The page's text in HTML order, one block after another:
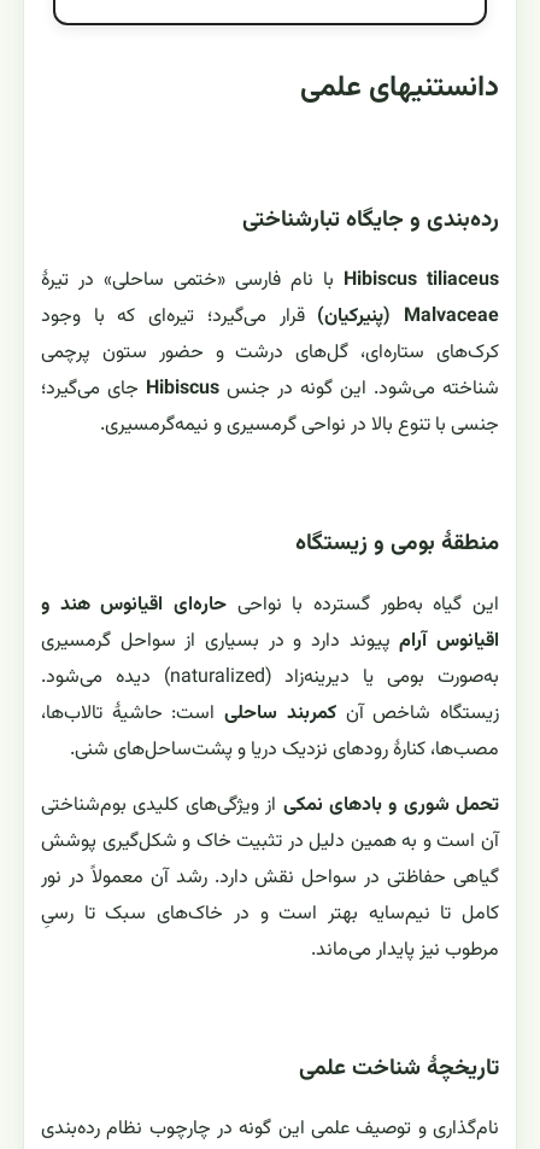
دانستنیهای علمی
رده‌بندی و جایگاه تبارشناختی
Hibiscus tiliaceus با نام فارسی «ختمی ساحلی» در تیرهٔ
Malvaceae (پنیرکیان)
قرار می‌گیرد؛ تیره‌ای که با وجود
کرک‌های ستاره‌ای، گل‌های درشت و حضور ستون پرچمی
شناخته می‌شود. این گونه در جنس Hibiscus جای می‌گیرد؛
جنسی با تنوع بالا در نواحی گرمسیری و نیمه‌گرمسیری.
منطقهٔ بومی و زیستگاه
این گیاه به‌طور گسترده با نواحی حاره‌ای اقیانوس هند و
اقیانوس آرامپیوند دارد و در بسیاری از سواحل گرمسیری
به‌صورت بومی یا دیرینه‌زاد (naturalized) دیده می‌شود.
زیستگاه شاخص آنکمربند ساحلیاست: حاشیهٔ تالاب‌ها،
مصب‌ها، کنارهٔ رودهای نزدیک دریا و پشت‌ساحل‌های شنی.
تحمل شوری و بادهای نمکی از ویژگی‌های کلیدی بوم‌شناختی
آن است و به همین دلیل در تثبیت خاک و شکل‌گیری پوشش
گیاهی حفاظتی در سواحل نقش دارد. رشد آن معمولاً در نور
کامل تا نیم‌سایه بهتر است و در خاک‌های سبک تا رسیِ
مرطوب نیز پایدار می‌ماند.
تاریخچهٔ شناخت علمی
نام‌گذاری و توصیف علمی این گونه در چارچوب نظام رده‌بندی